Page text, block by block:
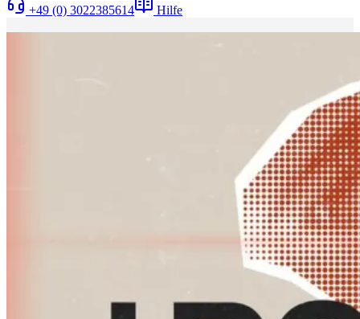
+49 (0) 3022385614 Hilfe